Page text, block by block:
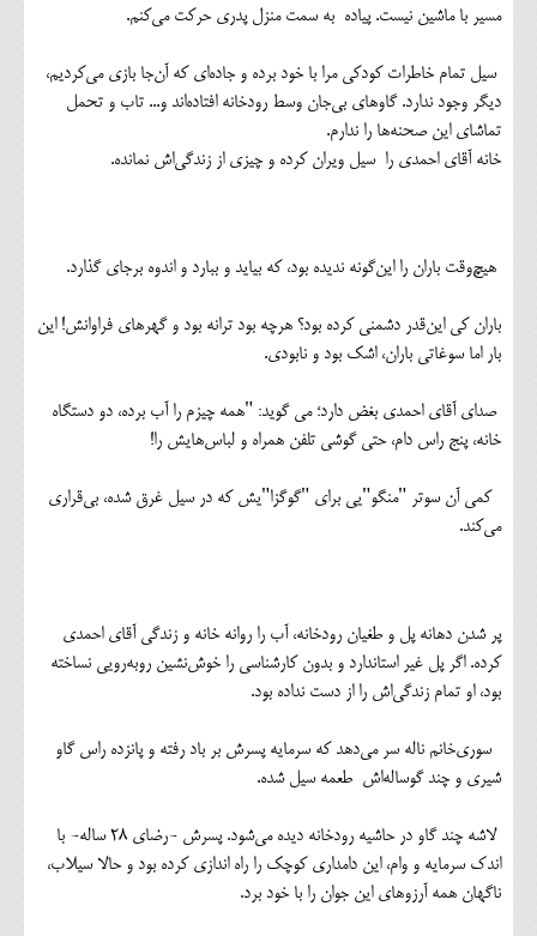
مسیر با ماشین نیست. پیاده به سمت منزل پدری حرکت می‌کنم.
سیل تمام خاطرات کودکی مرا با خود برده و جاده‌ای که آن‌جا بازی می‌کردیم،
دیگر وجود ندارد. گاوهای بی‌جان وسط رودخانه افتاده‌اند و... تاب و تحمل‌
تماشای این صحنه‌ها را ندارم.
خانه آقای احمدی را سیل ویران کرده و چیزی از زندگی‌اش نمانده.
هیچ‌وقت باران را این‌گونه ندیده بود، که بیاید و ببارد و اندوه برجای گذارد.
باران کی این‌قدر دشمنی کرده بود؟ هرچه بود ترانه بود و گهرهای فراوانش! این
بار اما سوغاتی باران، اشک بود و نابودی.
صدای آقای احمدی بغض دارد؛ می گوید: "همه چیزم را آب برده، دو دستگاه
خانه، پنج راس دام، حتی گوشی تلفن همراه و لباس‌هایش را!
کمی آن سوتر "منگو"یی برای "گوگزا"یش که در سیل غرق شده، بی‌قراری
می‌کند.
پر شدن دهانه پل و طغیان رودخانه، آب را روانه خانه و زندگی‌ آقای احمدی
کرده. اگر پل غیر استاندارد و بدون کارشناسی را خوش‌نشین روبه‌رویی نساخته
بود، او تمام زندگی‌اش را از دست نداده بود.
سوری‌خانم ناله سر می‌دهد که سرمایه پسرش بر باد رفته و پانزده راس گاو
شیری و چند گوساله‌اش طعمه سیل شده.
لاشه چند گاو در حاشیه رودخانه دیده می‌شود. پسرش -رضای ۲۸ ساله- با
اندک سرمایه و وام، این دامداری کوچک را راه اندازی کرده بود و حالا سیلاب،
ناگهان همه آرزوهای این جوان را با خود برد.